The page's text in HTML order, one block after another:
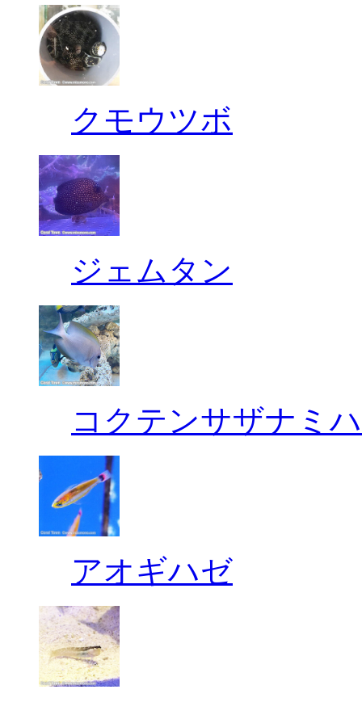
クモウツボ
ジェムタン
コクテンサザナミ
アオギハゼ